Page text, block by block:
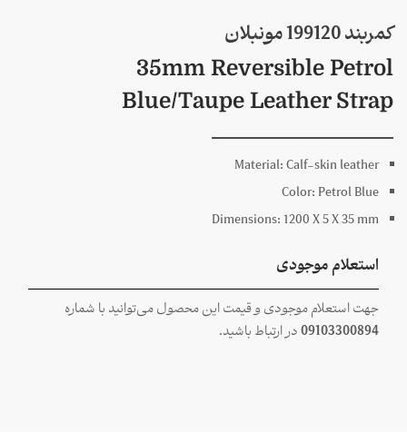
کمربند 199120 مونبلان
35mm Reversible Petrol
Blue/Taupe Leather Strap
Material:Calf-skin leather
Color: Petrol Blue
Dimensions:1200 X5 X35mm
استعلام موجودی
جهت استعلام موجودی و قیمت این محصول می‌توانید با شماره
09103300894در ارتباط باشید.